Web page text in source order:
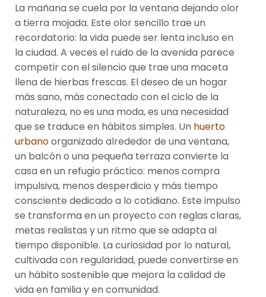
La mañana se cuela por la ventana dejando olor
a tierra mojada. Este olor sencillo trae un
recordatorio: la vida puede ser lenta incluso en
la ciudad. A veces el ruido de la avenida parece
competir con el silencio que trae una maceta
llena de hierbas frescas. El deseo de un hogar
más sano, más conectado con el ciclo de la
naturaleza, no es una moda, es una necesidad
que se traduce en hábitos simples. Un huerto
urbanoorganizado alrededor de una ventana,
un balcón o una pequeña terraza convierte la
casa en un refugio práctico: menos compra
impulsiva, menos desperdicio y más tiempo
consciente dedicado a lo cotidiano. Este impulso
se transforma en un proyecto con reglas claras,
metas realistas y un ritmo que se adapta al
tiempo disponible. La curiosidad por lo natural,
cultivada con regularidad, puede convertirse en
un hábito sostenible que mejora la calidad de
vida en familia y en comunidad.